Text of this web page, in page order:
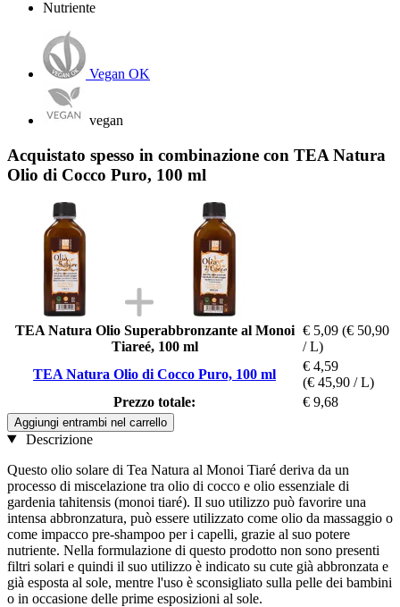
Nutriente
Vegan OK
vegan
Acquistato spesso in combinazione con TEA Natura
Olio di Cocco Puro, 100 ml
TEA Natura Olio Superabbronzante al Monoi
Tiareé, 100 ml
€ 5,09 (€ 50,90
/ L)
TEA Natura Olio di Cocco Puro, 100 ml
€ 4,59
(€ 45,90 / L)
Prezzo totale:
€ 9,68
Aggiungi entrambi nel carrello
Descrizione
Questo olio solare di Tea Natura al Monoi Tiaré deriva da un
processo di miscelazione tra olio di cocco e olio essenziale di
gardenia tahitensis (monoi tiaré). Il suo utilizzo può favorire una
intensa abbronzatura, può essere utilizzato come olio da massaggio o
come impacco pre-shampoo per i capelli, grazie al suo potere
nutriente. Nella formulazione di questo prodotto non sono presenti
filtri solari e quindi il suo utilizzo è indicato su cute già abbronzata e
già esposta al sole, mentre l'uso è sconsigliato sulla pelle dei bambini
o in occasione delle prime esposizioni al sole.